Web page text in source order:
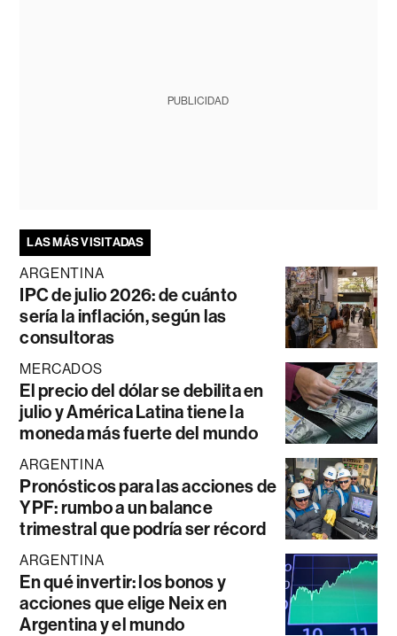
PUBLICIDAD
LAS MÁS VISITADAS
ARGENTINA
IPC de julio 2026: de cuánto
sería la inflación, según las
consultoras
MERCADOS
El precio del dólar se debilita en
julio y América Latina tiene la
moneda más fuerte del mundo
ARGENTINA
Pronósticos para las acciones de
YPF: rumbo a un balance
trimestral que podría ser récord
ARGENTINA
En qué invertir: los bonos y
acciones que elige Neix en
Argentina y el mundo